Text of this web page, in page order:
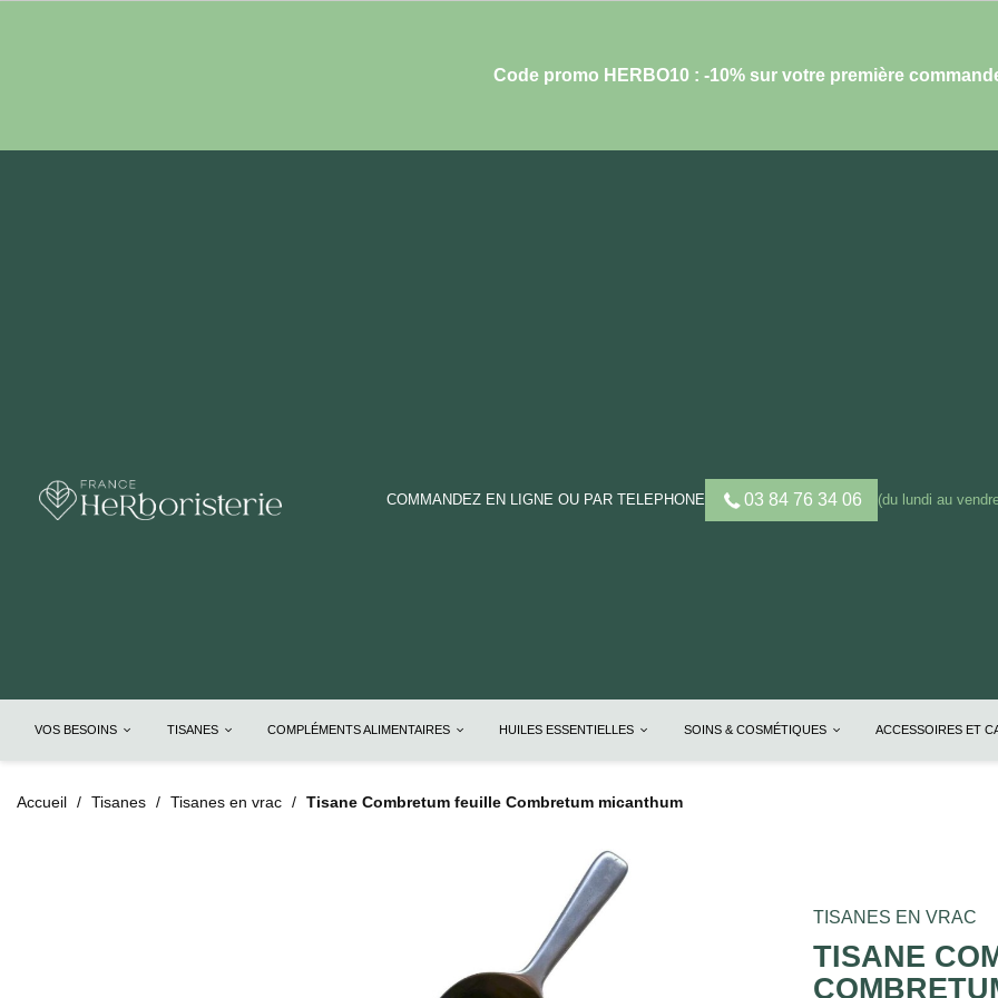
Code promo HERBO10 : -10% sur votre première
COMMANDEZ EN LIGNE OU PAR TELEPHONE 03 84 76 34 06 (du lundi au
VOS BESOINS TISANES COMPLÉMENTS ALIMENTAIRES HUILES ESSENTIELLES SOINS & COSMÉTIQUES ACCESSOIRES ET
Accueil Tisanes Tisanes en vrac Tisane Combretum feuille Combretum micanthum
TISANES EN VRAC
TISANE